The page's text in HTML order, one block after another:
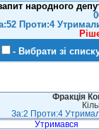
народного
Проти:4
- Вибрати зі
Фракція
За:2 Проти:4
Утримався